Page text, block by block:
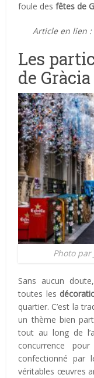
foule desfêtes de
Article en lien :
Les
de Gràcia
Photo par
Sans aucun
toutes les
quartier. C’est la
un thème bien
tout au long de
concurrence
confectionné par
véritables œuvres